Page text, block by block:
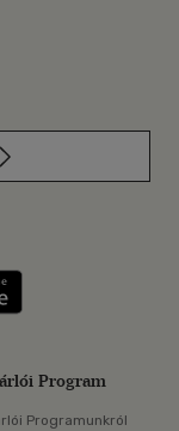
meg: Google
Program
Programunkról